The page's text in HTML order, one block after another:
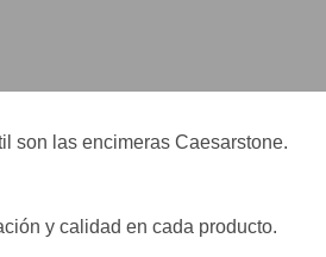
son las encimeras Caesarstone.
y calidad en cada producto.